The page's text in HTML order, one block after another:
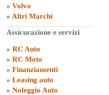
» Volvo
» Altri Marchi
Assicurazione e servizi
» RC Auto
» RC Moto
» Finanziamenti
» Leasing auto
» Noleggio Auto